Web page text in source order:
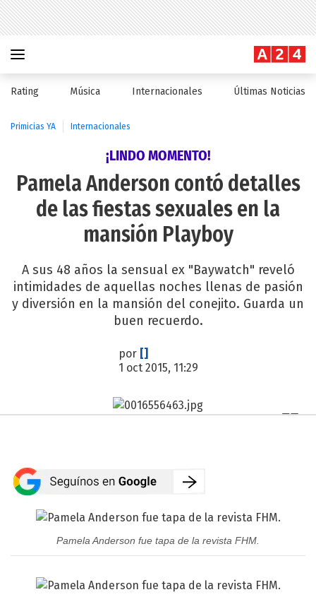
Rating Música Internacionales Últimas Noticias
Primicias YA Internacionales
¡LINDO MOMENTO!
Pamela Anderson contó detalles
de las fiestas sexuales en la
mansión Playboy
A sus 48 años la sensual ex "Baywatch" reveló
intimidades de aquellas noches llenas de pasión
y diversión en la mansión del conejito. Guarda un
buen recuerdo.
por []
1 oct 2015, 11:29
Pamela Anderson fue tapa de la revista FHM.